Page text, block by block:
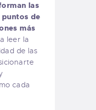
las
de
más
leer la
de las
cada